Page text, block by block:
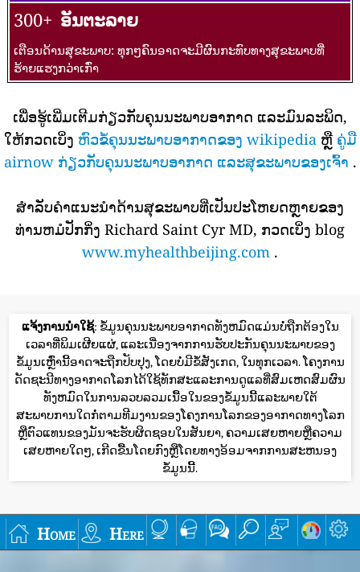
300+ ອັນຕະລາຍ
ເຕືອນດ້ານສຸຂະພາບ: ທຸກໆຄົນອາດຈະມີຜົນກະທົບທາງສຸຂະພາບທີ່
ຮ້າຍແຮງກວ່າເກົ່າ
ເພື່ອຮູ້ເພີ່ມເຕີມກ່ຽວກັບຄຸນນະພາບອາກາດ ແລະມົນລະພິດ,
ໃຫ້ກວດເບິ່ງ ຫົວຂໍ້ຄຸນນະພາບອາກາດຂອງ wikipediaຫຼື ຄູ່ມື
airnow ກ່ຽວກັບຄຸນນະພາບອາກາດ ແລະສຸຂະພາບຂອງເຈົ້າ .
ສໍາລັບຄໍາແນະນໍາດ້ານສຸຂະພາບທີ່ເປັນປະໂຫຍດຫຼາຍຂອງ
ທ່ານຫມໍປັກກິ່ງ Richard Saint Cyr MD, ກວດເບິ່ງ blog
www.myhealthbeijing.com .
ແຈ້ງການນໍາໃຊ້: ຂໍ້ມູນຄຸນນະພາບອາກາດທັງຫມົດແມ່ນບໍ່ຖືກຕ້ອງໃນ
ເວລາທີ່ພິມເຜີຍແຜ່, ແລະເນື່ອງຈາກການຮັບປະກັນຄຸນນະພາບຂອງ
ຂໍ້ມູນເຫຼົ່ານີ້ອາດຈະຖືກປັບປຸງ, ໂດຍບໍ່ມີຂໍ້ສັງເກດ, ໃນທຸກເວລາ. ໂຄງການ
ດັດຊະນີທາງອາກາດໂລກໄດ້ໃຊ້ທັກສະແລະການດູແລທີ່ສົມເຫດສົມຜົນ
ທັງຫມົດໃນການລວບລວມເນື້ອໃນຂອງຂໍ້ມູນນີ້ແລະພາຍໃຕ້
ສະພາບການໃດກໍ່ຕາມທີມງານຂອງໂຄງການໂລກຂອງອາກາດທາງໂລກ
ຫຼືຕົວແທນຂອງມັນຈະຮັບຜິດຊອບໃນສັນຍາ, ຄວາມເສຍຫາຍຫຼືຄວາມ
ເສຍຫາຍໃດໆ, ເກີດຂື້ນໂດຍກົງຫຼືໂດຍທາງອ້ອມຈາກການສະຫນອງ
ຂໍ້ມູນນີ້.
Home Here